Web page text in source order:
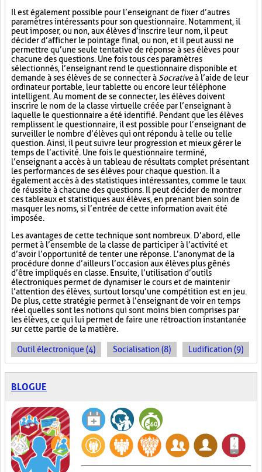
Il est également possible pour l’enseignant de fixer d’autres
paramètres intéressants pour son questionnaire. Notamment, il
peut imposer, ou non, aux élèves d’inscrire leur nom, il peut
décider d’afficher le pointage final, ou non, et il peut aussi ne
permettre qu’une seule tentative de réponse à ses élèves pour
chacune des questions. Une fois tous ces paramètres
sélectionnés, l’enseignant rend le questionnaire disponible et
demande à ses élèves de se connecter à Socrativeà l’aide de leur
ordinateur portable, leur tablette ou encore leur téléphone
intelligent. Au moment de se connecter, les élèves doivent
inscrire le nom de la classe virtuelle créée par l’enseignant à
laquelle le questionnaire a été identifié. Pendant que les élèves
remplissent le questionnaire, il est possible pour l’enseignant de
surveiller le nombre d’élèves qui ont répondu à telle ou telle
question. Ainsi, il peut suivre leur progression et mieux gérer le
temps de l’activité. Une fois le questionnaire terminé,
l’enseignant a accès à un tableau de résultats complet présentant
les performances de ses élèves pour chaque question. Il a
également accès à des statistiques intéressantes, comme le taux
de réussite à chacune des questions. Il peut décider de montrer
ces tableaux et statistiques aux élèves, en prenant bien soin de
masquer les noms, si l’entrée de cette information avait été
imposée.
Les avantages de cette technique sont nombreux. D’abord, elle
permet à l’ensemble de la classe de participer à l’activité et
d’avoir l’opportunité de tenter une réponse. L’anonymat de la
procédure donne d’ailleurs l’occasion aux élèves plus gênés
d’être impliqués en classe. Ensuite, l’utilisation d’outils
électroniques permet de dynamiser le cours et de maintenir
l’attention des élèves, surtout lorsqu’une compétition est en jeu.
De plus, cette stratégie permet à l’enseignant de voir en temps
réel quelles sont les notions qui sont moins bien comprises par
les élèves, ce qui lui permet de faire une rétroaction instantanée
sur cette partie de la matière.
Outil électronique (4) Socialisation (8) Ludification (9)
BLOGUE